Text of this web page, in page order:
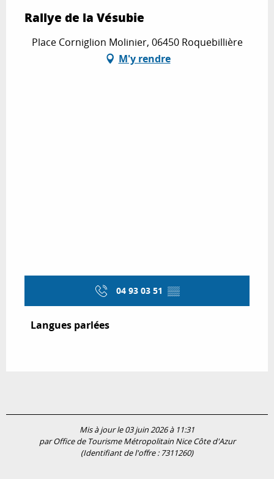
Rallye de la Vésubie
Place Corniglion Molinier, 06450 Roquebillière
M'y rendre
04 93 03 51 ▒▒
Langues parlées
Langues parlées
Mis à jour le 03 juin 2026 à 11:31
par Office de Tourisme Métropolitain Nice Côte d'Azur
(Identifiant de l'offre : 7311260)